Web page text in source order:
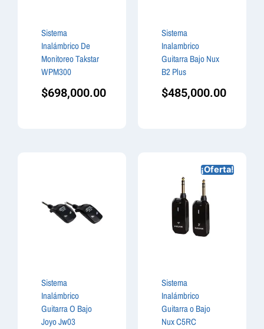
Sistema
Inalámbrico De
Monitoreo Takstar
WPM300
$698,000.00
Sistema
Inalambrico
Guitarra Bajo Nux
B2 Plus
$485,000.00
Sistema
Inalámbrico
Guitarra O Bajo
Joyo Jw03
¡Oferta!
Sistema
Inalámbrico
Guitarra o Bajo
Nux C5RC